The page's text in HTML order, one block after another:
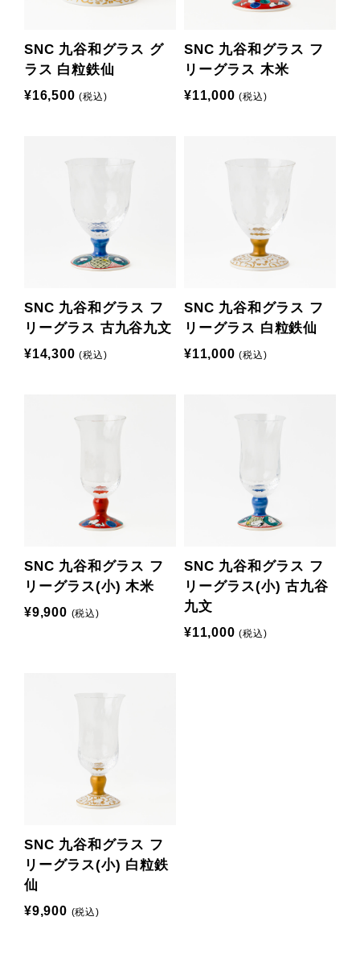
SNC 九谷和グラス グ
ラス 白粒鉄仙
¥16,500(税込)
SNC 九谷和グラス フ
リーグラス 木米
¥11,000(税込)
SNC 九谷和グラス フ
リーグラス 古九谷九文
¥14,300(税込)
SNC 九谷和グラス フ
リーグラス 白粒鉄仙
¥11,000(税込)
SNC 九谷和グラス フ
リーグラス(小) 木米
¥9,900 (税込)
SNC 九谷和グラス フ
リーグラス(小) 古九谷
九文
¥11,000(税込)
SNC 九谷和グラス フ
リーグラス(小) 白粒鉄
仙
¥9,900 (税込)